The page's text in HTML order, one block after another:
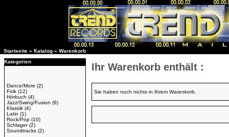
Startseite » Katalog » Warenkorb
Kategorien
Dance/More (2)
Folk (12)
Hörbuch (4)
Jazz/Swing/Fusion (6)
Klassik (4)
Latin (1)
Rock/Pop (10)
Schlager(2)
Soundtracks (2)
Ihr Warenkorb enthält :
Sie haben noch nichts in Ihrem Warenkorb.